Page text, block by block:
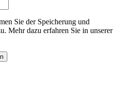
Sie der Speicherung und
Mehr dazu erfahren Sie in unserer